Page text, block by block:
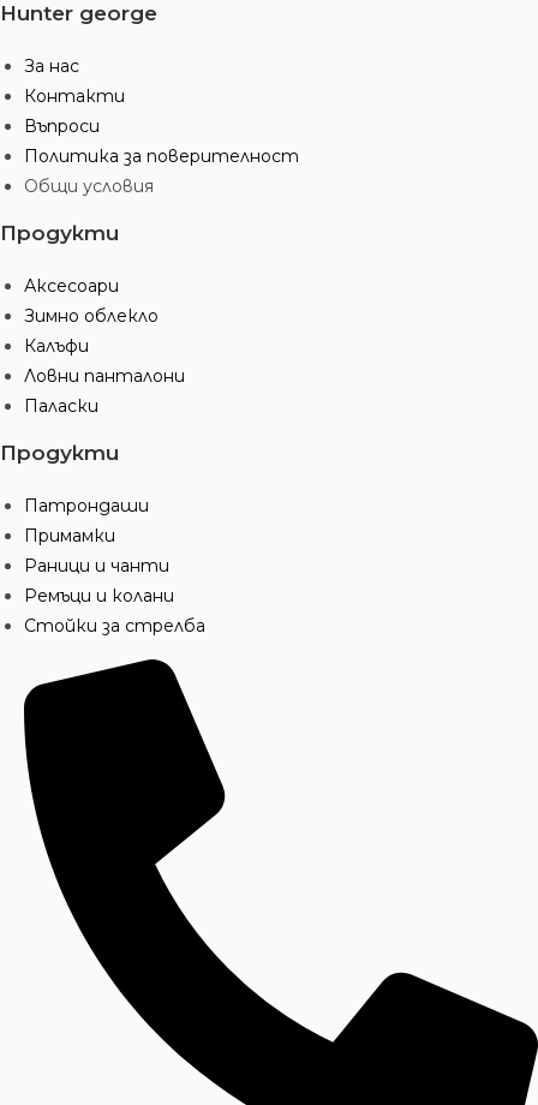
Hunter george
За нас
Контакти
Въпроси
Политика за поверителност
Общи условия
Продукти
Аксесоари
Зимно облекло
Калъфи
Ловни панталони
Паласки
Продукти
Патрондаши
Примамки
Раници и чанти
Ремъци и колани
Стойки за стрелба